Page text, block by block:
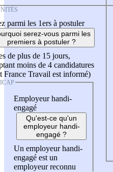
parmi les 1ers à postuler
serez-vous parmi les
premiers à postuler ?
de plus de 15 jours,
moins de 4 candidatures
France Travail est informé)
Employeur handi-
engagé
Qu'est-ce qu'un
employeur handi-
engagé ?
Un employeur handi-
engagé est un
employeur reconnu